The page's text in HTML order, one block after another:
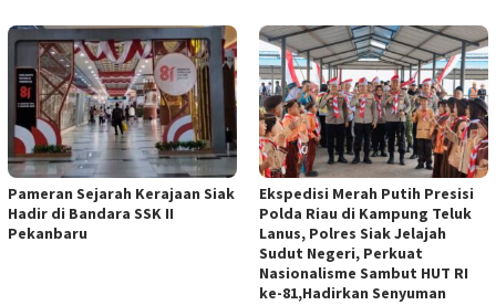
Pameran Sejarah Kerajaan Siak
Hadir di Bandara SSK II
Pekanbaru
Ekspedisi Merah Putih Presisi
Polda Riau di Kampung Teluk
Lanus, Polres Siak Jelajah
Sudut Negeri, Perkuat
Nasionalisme Sambut HUT RI
ke-81,Hadirkan Senyuman